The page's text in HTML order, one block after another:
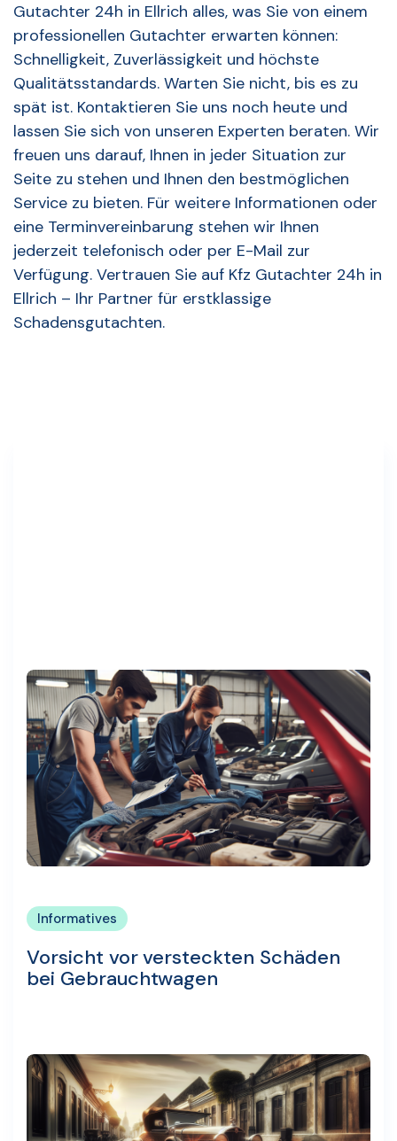
Gutachter 24h in Ellrich alles, was Sie von einem
professionellen Gutachter erwarten können:
Schnelligkeit, Zuverlässigkeit und höchste
Qualitätsstandards. Warten Sie nicht, bis es zu
spät ist. Kontaktieren Sie uns noch heute und
lassen Sie sich von unseren Experten beraten. Wir
freuen uns darauf, Ihnen in jeder Situation zur
Seite zu stehen und Ihnen den bestmöglichen
Service zu bieten. Für weitere Informationen oder
eine Terminvereinbarung stehen wir Ihnen
jederzeit telefonisch oder per E-Mail zur
Verfügung. Vertrauen Sie auf Kfz Gutachter 24h in
Ellrich – Ihr Partner für erstklassige
Schadensgutachten.
Informatives
Vorsicht vor versteckten Schäden
bei Gebrauchtwagen